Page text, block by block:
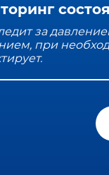
за
при